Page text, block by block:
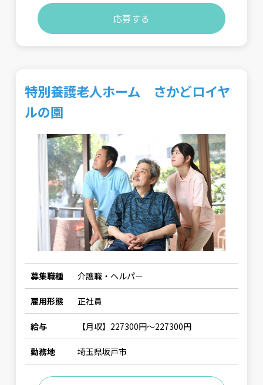
応募する
特別養護老人ホーム さかどロイヤ
ルの園
募集職種 介護職・ヘルパー
雇用形態 正社員
給与 【月収】227300円〜227300円
勤務地 埼玉県坂戸市